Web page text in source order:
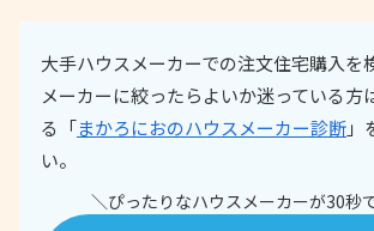
大手ハウスメーカーでの注文住宅購入を
メーカーに絞ったらよいか迷っている方
る「まかろにおのハウスメーカー診断」
い。
＼ぴったりなハウスメーカーが30秒